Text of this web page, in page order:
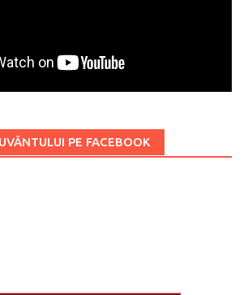
PE FACEBOOK